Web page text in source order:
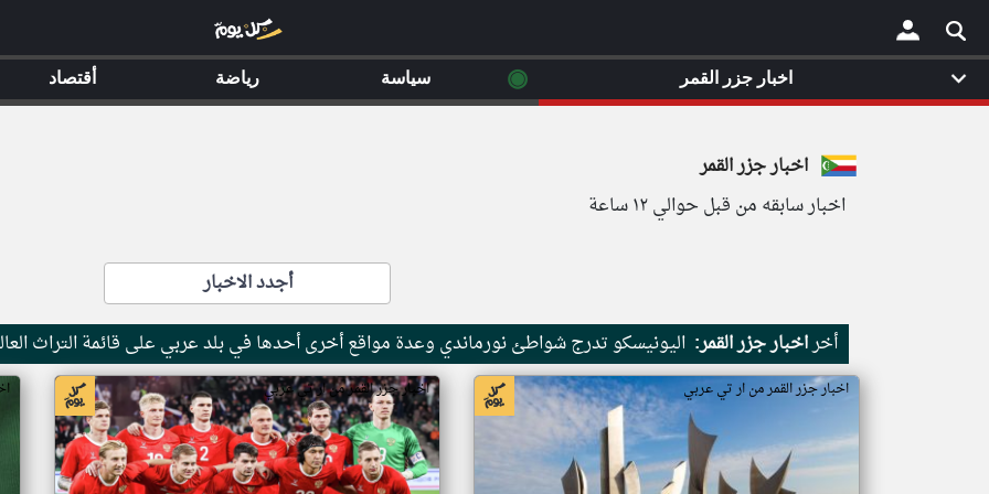
×
اخبار جزر القمر
اخبار سابقه من قبل حوالي ١٢ ساعة
أجدد الاخبار
أخراخبار جزر القمر: اليونيسكو تدرج شواطئ نورماندي وعدة مواقع أخرى أحدها في بلد عربي على قائمة التراث
اخبار جزر القمر من ار تي عربي اخبار جزر القمر من ار تي عربي
اخبار جزر القمر ◉ سياسة رياضة أقتصاد